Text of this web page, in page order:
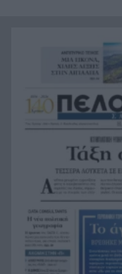
εμπόλεμη
νοικοκυριών
«Stand by
παιδική ηλικία
Χαλκιδική:
πέτρα μετά
15:08
Η Τουρκία
Μαύρη
και σιτηρά